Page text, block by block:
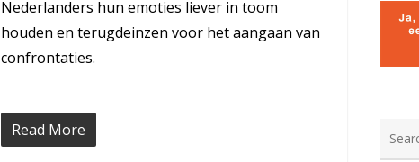
Nederlanders hun emoties liever in toom
houden en terugdeinzen voor het aangaan van
confrontaties.
Read More